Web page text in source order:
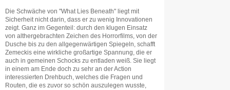
Die Schwäche von "What Lies Beneath" liegt mit
Sicherheit nicht darin, dass er zu wenig Innovationen
zeigt. Ganz im Gegenteil: durch den klugen Einsatz
von althergebrachten Zeichen des Horrorfilms, von der
Dusche bis zu den allgegenwärtigen Spiegeln, schafft
Zemeckis eine wirkliche großartige Spannung, die er
auch in gemeinen Schocks zu entladen weiß. Sie liegt
in einem am Ende doch zu sehr an der Action
interessierten Drehbuch, welches die Fragen und
Routen, die es zuvor so schön auszulegen wusste,